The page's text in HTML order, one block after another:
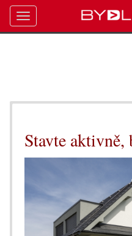
Stavte aktivně,
Toggle
navigation